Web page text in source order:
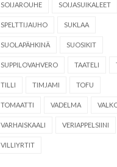
SOIJAROUHE SOIJASUIKALEET
SPELTTIJAUHO SUKLAA
SUOLAPÄHKINÄ SUOSIKIT
SUPPILOVAHVERO TAATELI
TILLI TIMJAMI TOFU
TOMAATTI VADELMA
VARHAISKAALI VERIAPPELSIINI
VILLIYRTIT